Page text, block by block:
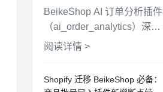
让商城内容维护变得简单高
效。
数据决策！
BeikeShop AI 订单分析插件
（ai_order_analytics）深度
解读：用自然语言查询销售
营告别手动统计时代。
阅读详情 >
Shopify 迁移 BeikeShop 必备：